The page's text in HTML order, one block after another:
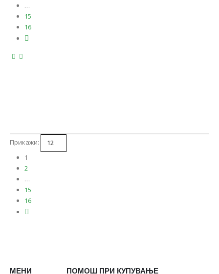
…
15
16
Прикажи:
1
2
…
15
16
МЕНИ ПОМОШ ПРИ КУПУВАЊЕ